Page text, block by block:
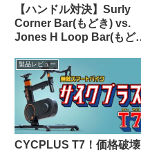
【ハンドル対決】Surly
Corner Bar(もどき) vs.
Jones H Loop Bar(もど
は…
製品レビュー
CYCPLUS T7！価格破壊